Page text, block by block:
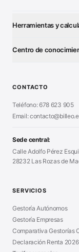
Herramientas y
Generador Nóminas
■ Generador
Generador Facturas
■Modelo Nómina PDF
■Calculadora
Centro de
■Alta Autónomo Paso a
Declaración Renta
■Certificado Digital
■Sanciones Hacienda
■Asesoría en Madrid
CONTACTO
Teléfono: 678 623 905
Email:
Sede central:
Calle Adolfo Pérez
28232 Las Rozas de
SERVICIOS
Gestoría Autónomos
Gestoría Empresas
Comparativa Gestorías
Declaración Renta 2026